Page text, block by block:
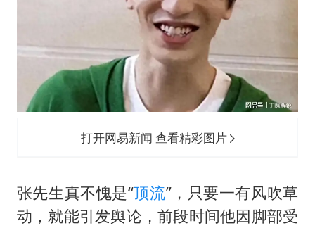
打开网易新闻 查看精彩图片
张先生真不愧是“顶流”，只要一有风吹草
动，就能引发舆论，前段时间他因脚部受